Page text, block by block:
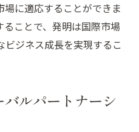
場に適応することができま
ことで、発明は国際市場
ジネス成長を実現するこ
ルパートナーシ